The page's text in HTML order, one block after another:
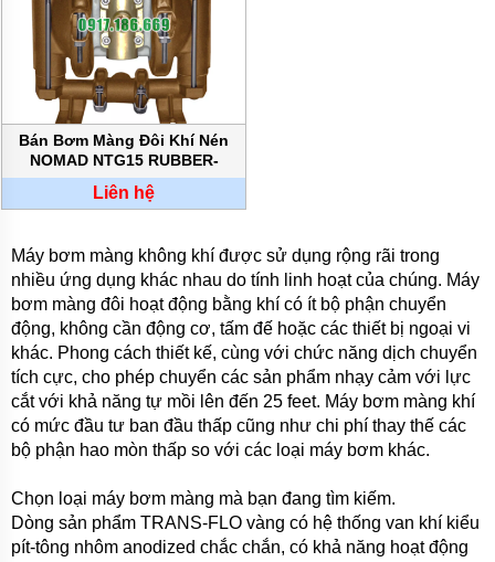
Bán Bơm Màng Đôi Khí Nén
NOMAD NTG15 RUBBER-
FITTED chính hãng
Liên hệ
Máy bơm màng không khí được sử dụng rộng rãi trong
nhiều ứng dụng khác nhau do tính linh hoạt của chúng. Máy
bơm màng đôi hoạt động bằng khí có ít bộ phận chuyển
động, không cần động cơ, tấm đế hoặc các thiết bị ngoại vi
khác. Phong cách thiết kế, cùng với chức năng dịch chuyển
tích cực, cho phép chuyển các sản phẩm nhạy cảm với lực
cắt với khả năng tự mồi lên đến 25 feet. Máy bơm màng khí
có mức đầu tư ban đầu thấp cũng như chi phí thay thế các
bộ phận hao mòn thấp so với các loại máy bơm khác.
Chọn loại máy bơm màng mà bạn đang tìm kiếm.
Dòng sản phẩm TRANS-FLO vàng có hệ thống van khí kiểu
pít-tông nhôm anodized chắc chắn, có khả năng hoạt động